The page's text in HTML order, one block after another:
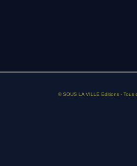
© SOUS LA VILLE Editions - Tous